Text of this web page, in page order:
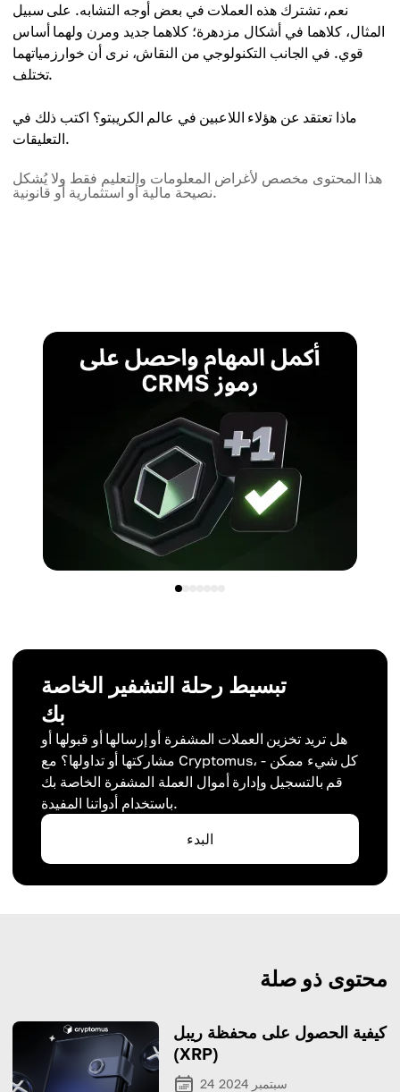
آلية الإجماع
إثبات العمل (PoW)
سرعة المعاملات
المعاملات في الثانية
~7 TPS
2017
آلية الإجماع
سرعة المعاملات
المعاملات في الثانية
الاستخدامات الرئيسية
دفع الرسوم، التمويل اللامركزي، الاستثمارات، نظام
نعم، تشترك هذه العملات في بعض أوجه التشابه. على سبيل
المثال، كلاهما في أشكال مزدهرة؛ كلاهما جديد ومرن ولهما أساس
قوي. في الجانب التكنولوجي من النقاش، نرى أن خوارزمياتهما
تختلف.
ماذا تعتقد عن هؤلاء اللاعبين في عالم الكريبتو؟ اكتب ذلك في
التعليقات.
هذا المحتوى مخصص لأغراض المعلومات والتعليم فقط ولا يُشكل
نصيحة مالية أو استثمارية أو قانونية.
تبسيط رحلة التشفير الخاصة
بك
هل تريد تخزين العملات المشفرة أو إرسالها أو قبولها أو
مشاركتها أو تداولها؟ مع Cryptomus، كل شيء ممكن -
قم بالتسجيل وإدارة أموال العملة المشفرة الخاصة بك
باستخدام أدواتنا المفيدة.
البدء
محتوى ذو صلة
كيفية الحصول على محفظة ريبل
(XRP)
24 سبتمبر 2024